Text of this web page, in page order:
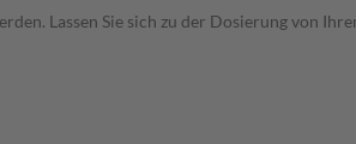
Lassen Sie sich zu der Dosierung von